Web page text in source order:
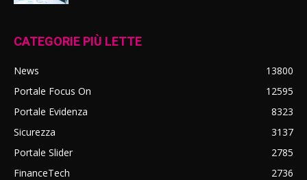
CATEGORIE PIÙ LETTE
News
13800
Portale Focus On
12595
Portale Evidenza
8323
Sicurezza
3137
Portale Slider
2785
FinanceTech
2736